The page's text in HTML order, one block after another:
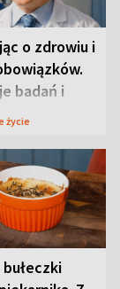
o zdrowiu i
badań i
życie